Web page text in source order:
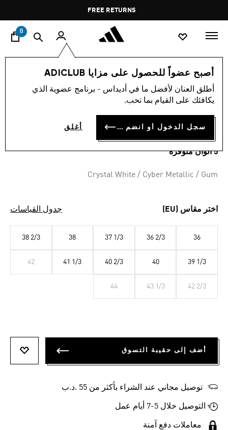
Pause
promotion
rotation
FREE RETURNS
0
أصبح عضواً للحصول على مزايا ADICLUB
أطلق العنان لأفضل ما في أديداس - برنامج عضوية الذي
يكافئك على القيام بما تحب.
سجل الدخول أو انضم الآن أغلق
النساء
أحذية GRAND COURT LO
BD 38.75
5 ألوان متوفرة
Crystal White / Cyber Metallic / Gum
اختر مقاس (EU) جدول القياسات
36
36 2/3
37 1/3
38
38 2/3
39 1/3
40
40 2/3
41 1/3
42
42 2/3
43 1/3
44
أضف إلى حقيبة التسوق
توصيل مجاني عند الشراء بأكثر من 55 .د.ب‎
التوصيل خلال 5-7 أيام عمل
معاملات دفع آمنة